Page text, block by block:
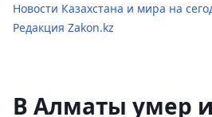
Новости Казахстана и мира на
Редакция Zakon.kz
В Алматы умер